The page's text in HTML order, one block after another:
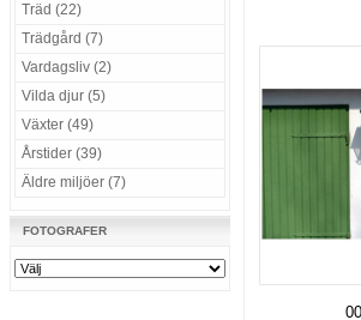
Träd (22)
Trädgård (7)
Vardagsliv (2)
Vilda djur (5)
Växter (49)
Årstider (39)
Äldre miljöer (7)
FOTOGRAFER